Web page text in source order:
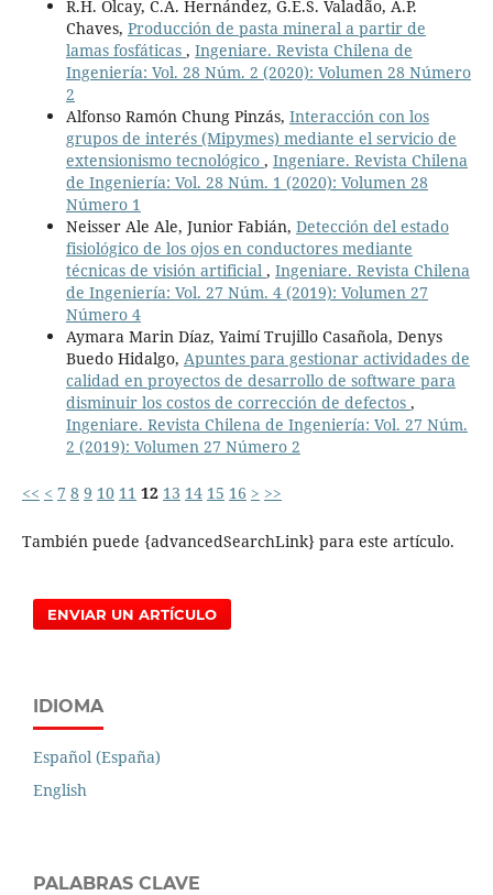
R.H. Olcay, C.A. Hernández, G.E.S. Valadão, A.P.
Chaves, Producción de pasta mineral a partir de
lamas fosfáticas , Ingeniare. Revista Chilena de
Ingeniería: Vol. 28 Núm. 2 (2020): Volumen 28 Número
2
Alfonso Ramón Chung Pinzás, Interacción con los
grupos de interés (Mipymes) mediante el servicio de
extensionismo tecnológico , Ingeniare. Revista Chilena
de Ingeniería: Vol. 28 Núm. 1 (2020): Volumen 28
Número 1
Neisser Ale Ale, Junior Fabián, Detección del estado
fisiológico de los ojos en conductores mediante
técnicas de visión artificial , Ingeniare. Revista Chilena
de Ingeniería: Vol. 27 Núm. 4 (2019): Volumen 27
Número 4
Aymara Marin Díaz, Yaimí Trujillo Casañola, Denys
Buedo Hidalgo, Apuntes para gestionar actividades de
calidad en proyectos de desarrollo de software para
disminuir los costos de corrección de defectos ,
Ingeniare. Revista Chilena de Ingeniería: Vol. 27 Núm.
2 (2019): Volumen 27 Número 2
<< < 7 8 9 10 11 12 13 14 15 16 > >>
También puede {advancedSearchLink} para este artículo.
ENVIAR UN ARTÍCULO
IDIOMA
Español (España)
English
PALABRAS CLAVE